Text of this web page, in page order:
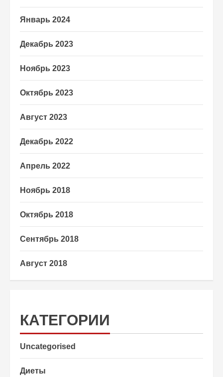
Январь 2024
Декабрь 2023
Ноябрь 2023
Октябрь 2023
Август 2023
Декабрь 2022
Апрель 2022
Ноябрь 2018
Октябрь 2018
Сентябрь 2018
Август 2018
КАТЕГОРИИ
Uncategorised
Диеты